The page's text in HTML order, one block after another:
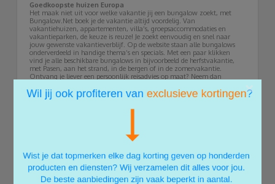
Goedkoopste huizen Europa
Het maak niet uit voor welke vakantie jij een bungalow zoekt, met
Bungalow.Net boek je de vakantie altijd voordelig. Van
vakantiehuizen, appartementen, villa’s, groepsaccommodaties en
vakantieparken, de keuze is reuze! Je zoekt eenvoudig en snel naar
jouw gewenste vakantieverblijf. Op de website staan alle bungalows
onderverdeeld in handige thema’s en specials. Met een paar klikken
vind je alle beschikbare bungalows in bijvoorbeeld de herfstvakantie,
met Pasen, aan het strand, in de bergen of in de zomervakantie.
Ontvang je liever een persoonlijk reisadvies op maat? Neem dan
Vakantiepark zwembad
Zijn er kenmerken waar jouw vakantiehuisje aan moet voldoen? In het
tennissen of barbecueën? Is er gratis WiFi aanwezig, een speeltuin voor
perfecte uitje met Bungalow.Net. Het maakt niet uit waar je heen wilt,
Bungalow.Net heeft altijd wel iets voor je beschikbaar. Van Italië,
Luxemburg tot Portugal. Ga je liever naar Curaçao, Tsjechië, Kroatië of
Turkije? In alle vakantielanden vind je een huisje!
×